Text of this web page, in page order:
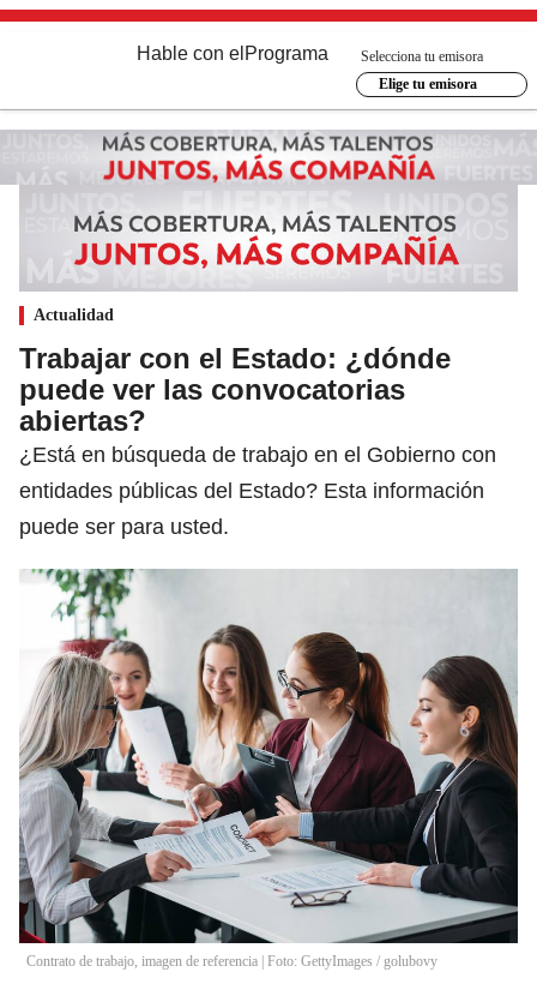
Hable con el Programa
Selecciona tu emisora
Elige tu emisora
Actualidad
Trabajar con el Estado: ¿dónde
puede ver las convocatorias
abiertas?
¿Está en búsqueda de trabajo en el Gobierno con
entidades públicas del Estado? Esta información
puede ser para usted.
Contrato de trabajo, imagen de referencia | Foto: GettyImages / golubovy